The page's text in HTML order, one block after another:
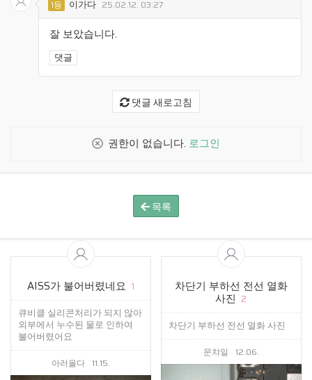
1등 이가다 25.02.12. 03:27
잘 보았습니다.
댓글
댓글 새로고침
권한이 없습니다. 로그인
목록
AISS가 불어버렸네요 1
큐비클 실리콘처리가 되지 않아
외부에서 누수된 물로 인하여
불어버렸어요
아러올다 11.15.
차단기 부하선 전선 열화
사진 2
차단기 부하선 전선 열화 사진
문챠일 12.06.